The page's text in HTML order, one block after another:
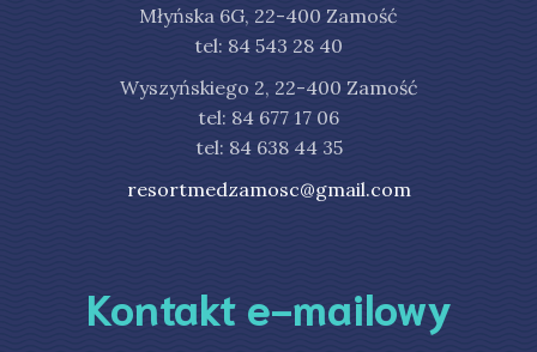
Młyńska 6G, 22-400 Zamość
tel: 84 543 28 40
Wyszyńskiego 2, 22-400 Zamość
tel: 84 677 17 06
tel: 84 638 44 35
resortmedzamosc@gmail.com
Kontakt e-mailowy